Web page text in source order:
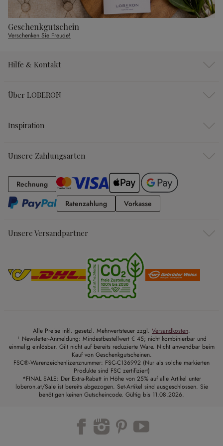
Geschenkgutschein
Verschenken Sie Freude!
Hilfe & Kontakt
Über LOBERON
Inspiration
Unsere Zahlungsarten
RechnungRechnung
RatenzahlungRatenzahlung
Vorkasse
Unsere Versandpartner
Alle Preise inkl. gesetzl. Mehrwertsteuer zzgl. Versandkosten.
¹ Newsletter-Anmeldung: Mindestbestellwert € 45; nicht kombinierbar und
einmalig einlösbar. Gilt nicht auf bereits reduzierte Ware. Nicht anwendbar beim
Kauf von Geschenkgutscheinen.
FSC®-Warenzeichenlizenznummer: FSC-C136992 (Nur als solche markierten
Produkte sind FSC zertifiziert)
*FINAL SALE: Der Extra-Rabatt in Höhe von 25% auf alle Artikel unter
loberon.at/Sale ist bereits abgezogen. Set-Artikel sind ausgeschlossen. Sie
benötigen keinen Gutscheincode. Gültig bis 11.08.2026.